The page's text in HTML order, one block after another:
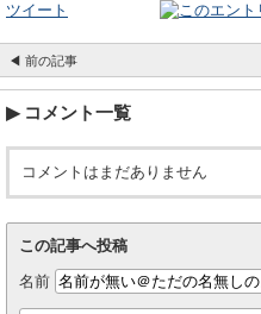
ツイート
◀ 前の記事
コメント一覧
コメントはまだありません
この記事へ投稿
名前